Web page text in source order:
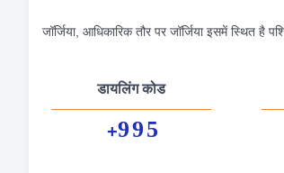
जॉर्जिया, आधिकारिक तौर पर जॉर्जिया इसमें स्थित है
डायलिंग कोड
+995